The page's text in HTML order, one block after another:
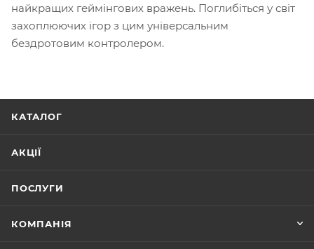
найкращих геймінгових вражень. Поглибіться у світ
захоплюючих ігор з цим універсальним
бездротовим контролером.
КАТАЛОГ
АКЦІЇ
ПОСЛУГИ
КОМПАНІЯ